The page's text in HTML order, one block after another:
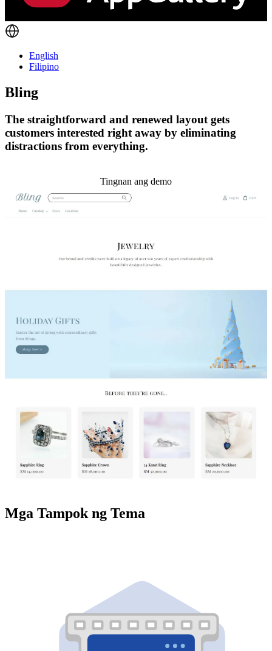
English
Filipino
Bling
The straightforward and renewed layout gets
customers interested right away by eliminating
distractions from everything.
Tingnan ang demo
Mga Tampok ng Tema